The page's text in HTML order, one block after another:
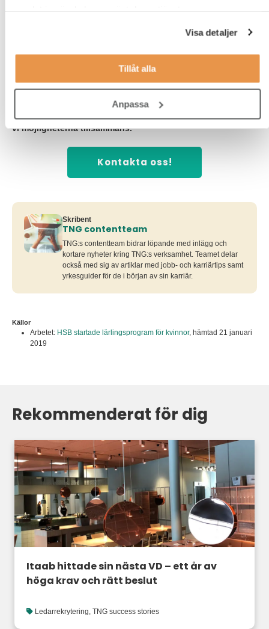
Visa detaljer
Tillåt alla
Anpassa
programavslutningen där samtliga deltagare examinerades som
HSB startade lärlingsprogram för kvinnor
Nyfiken på att samarbeta med TNG för ett liknande
program? Vi delar gärna med oss av insikter och
erfarenheter. Varmt välkommen att höra av dig så utforskar
vi möjligheterna tillsammans.
Kontakta oss!
Skribent
TNG contentteam
TNG:s contentteam bidrar löpande med inlägg och
kortare nyheter kring TNG:s verksamhet. Teamet delar
också med sig av artiklar med jobb- och karriärtips samt
yrkesguider för de i början av sin karriär.
Källor
Arbetet: HSB startade lärlings­program för kvinnor, hämtad 21 januari
2019
Rekommenderat för dig
Itaab hittade sin nästa VD – ett år av
höga krav och rätt beslut
Ledarrekrytering, TNG success stories